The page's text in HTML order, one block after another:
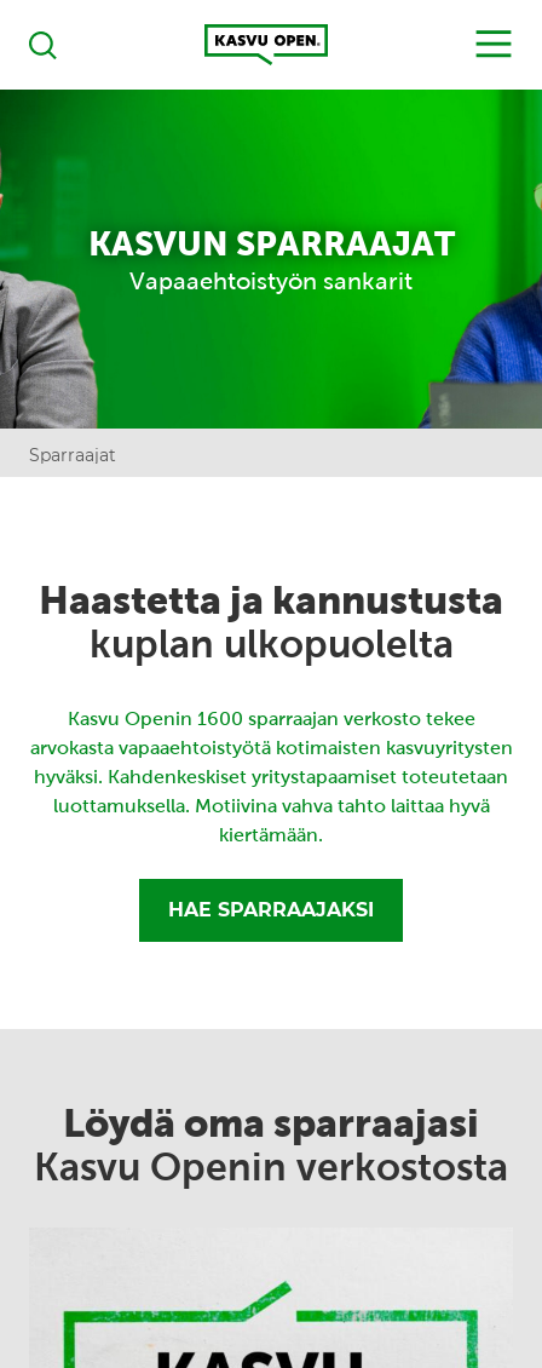
Haku
Kasvu Open
MENU
KASVUN SPARRAAJAT
Vapaaehtoistyön sankarit
Sparraajat
Haastetta ja kannustusta
kuplan ulkopuolelta
Kasvu Openin 1600 sparraajan verkosto tekee
arvokasta vapaaehtoistyötä kotimaisten kasvuyritysten
hyväksi. Kahdenkeskiset yritystapaamiset toteutetaan
luottamuksella. Motiivina vahva tahto laittaa hyvä
kiertämään.
HAE SPARRAAJAKSI
Löydä oma sparraajasi
Kasvu Openin verkostosta